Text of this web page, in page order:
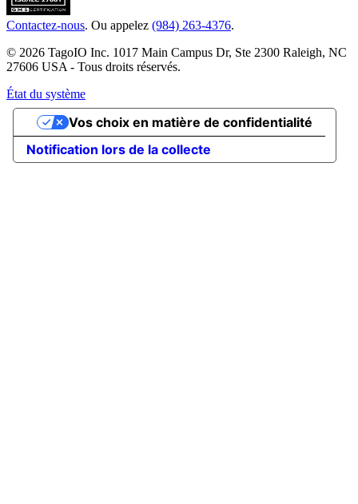
Contactez-nous. Ou appelez (984) 263-4376.
© 2026 TagoIO Inc. 1017 Main Campus Dr, Ste 2300 Raleigh, NC
27606 USA - Tous droits réservés.
État du système
Notification lors de la collecte
Vos choix en matière de confidentialité